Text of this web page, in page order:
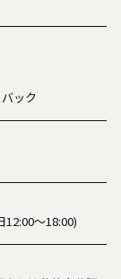
ック
12:00～18:00)